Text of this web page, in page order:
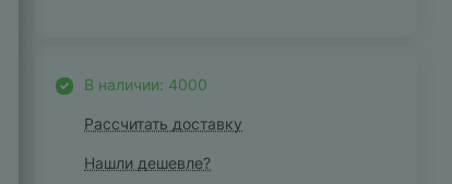
В наличии: 4000
Рассчитать доставку
Нашли дешевле?